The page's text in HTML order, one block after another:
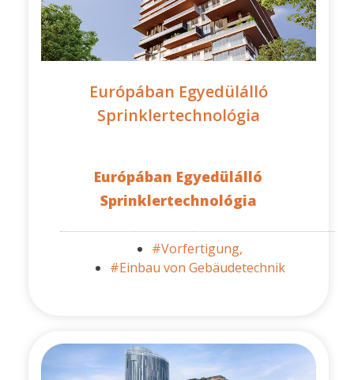
Európában Egyedülálló
Sprinklertechnológia
Európában Egyedülálló
Sprinklertechnológia
#Vorfertigung,
#Einbau von Gebäudetechnik